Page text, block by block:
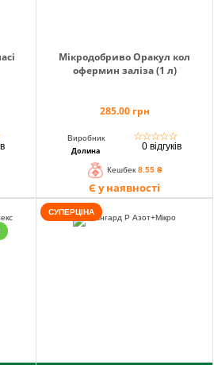
Мікродобриво Оракул кол
офермин заліза (1 л)
285.00 грн
Виробник
Долина
☆☆☆☆☆
0 відгуків
Кешбек 8.55 ₴
Є у наявності
СУПЕРЦІНА